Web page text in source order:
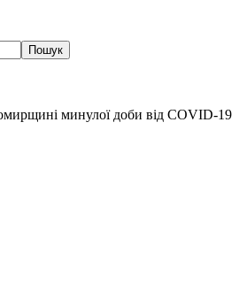
минулої доби від COVID-19